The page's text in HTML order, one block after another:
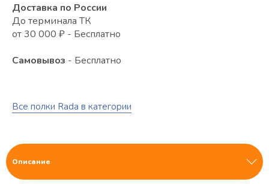
Все полки Rada в категории
Доставка по России
До терминала ТК
от 30 000 ₽ - Бесплатно
Самовывоз - Бесплатно
Описание